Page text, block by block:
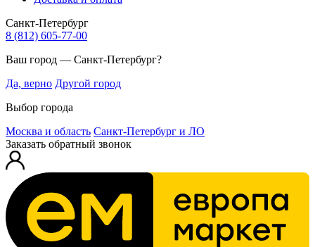
Санкт-Петербург
8 (812) 605-77-00
Ваш город — Санкт-Петербург?
Да, верно Другой город
Выбор города
Москва и область Санкт-Петербург и ЛО
Заказать обратный звонок